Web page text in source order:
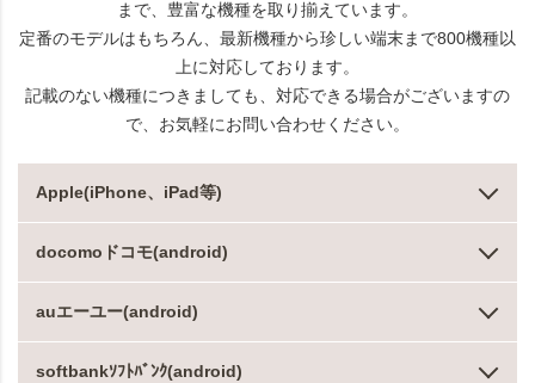
まで、豊富な機種を取り揃えています。
定番のモデルはもちろん、最新機種から珍しい端末まで800機種以
上に対応しております。
記載のない機種につきましても、対応できる場合がございますの
で、お気軽にお問い合わせください。
Apple(iPhone、iPad等)
docomoドコモ(android)
auエーユー(android)
softbankｿﾌﾄﾊﾞﾝｸ(android)